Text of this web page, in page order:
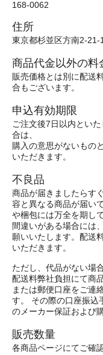
168-0062
住所
東京都杉並区方南2-
商品代金以外の料
販売価格とは別に配送
合もございます。
申込有効期限
ご注文後7日以内とい
合は、
購入の意思がないもの
いただきます。
不良品
商品が届きましたらす
容と異なる商品が届い
や梱包には万全を期し
間違いがある場合には
願いいたします。配送
いただきます。
ただし、代品がない場
配送料弊社負担にて商
または郵便口座をご連
す。 その際の口座振込
のメーカー保証および
販売数量
各商品ページにてご確